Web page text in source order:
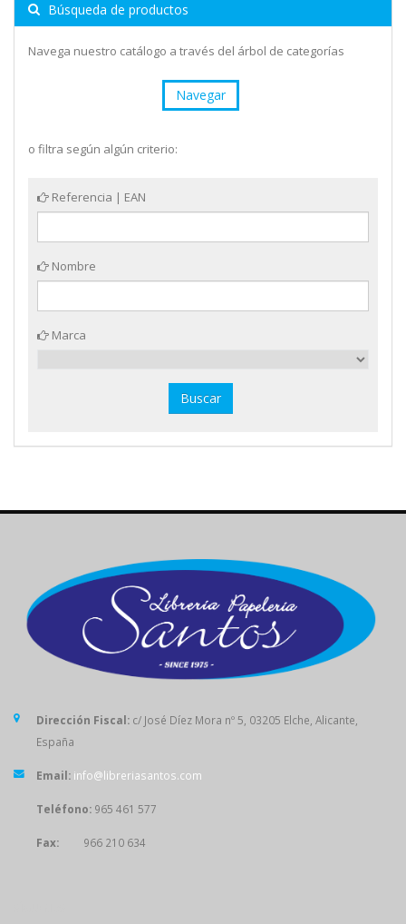
Búsqueda de productos
Navega nuestro catálogo a través del árbol de categorías
Navegar
o filtra según algún criterio:
Referencia | EAN
Nombre
Marca
Dirección Fiscal: c/ José Díez Mora nº 5, 03205 Elche, Alicante,
España
Email: info@libreriasantos.com
Teléfono: 965 461 577
Fax: 966 210 634